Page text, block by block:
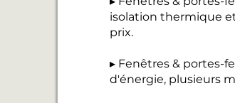
isolation thermique
prix.
▸ Fenêtres & portes-
d'énergie, plusieurs